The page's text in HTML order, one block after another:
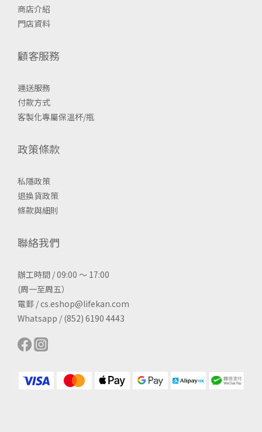
商店介紹
門店資料
顧客服務
運送服務
付款方式
客製化專屬保溫杯/瓶
政策條款
私隱政策
退換貨政策
條款與細則
聯絡我們
辦工時間 / 09:00 ～ 17:00
(周一至周五）
電郵 / cs.eshop@lifekan.com
Whatsapp / (852) 6190 4443